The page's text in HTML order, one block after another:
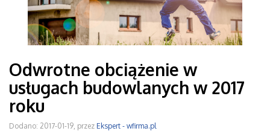
Odwrotne obciążenie w
usługach budowlanych w 2017
roku
Dodano: 2017-01-19, przez Ekspert - wfirma.pl